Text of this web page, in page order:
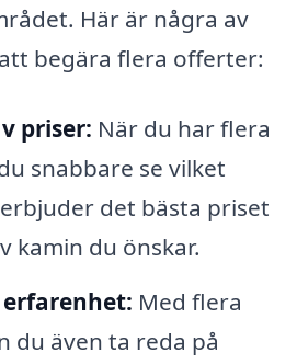
Här är några av
begära flera offerter:
priser: När du har flera
snabbare se vilket
det bästa priset
kamin du önskar.
Med flera
du även ta reda på